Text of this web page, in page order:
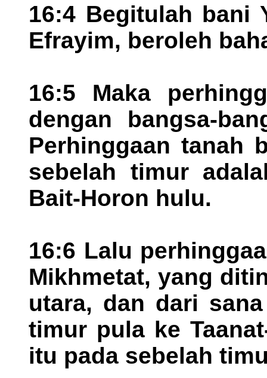
16:4 Begitulah bani
Efrayim, beroleh
16:5 Maka
dengan bangsa-
Perhinggaan tanah
sebelah timur
Bait-Horon hulu.
16:6 Lalu
Mikhmetat, yang
utara, dan dari
timur pula ke
itu pada sebelah